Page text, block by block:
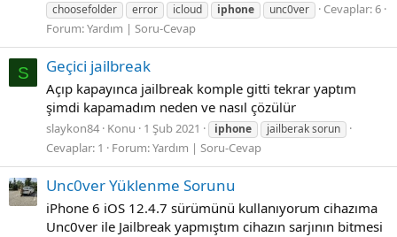
choosefolder
error icloud iphone unc0ver
Cevaplar: 6
Forum:Yardım | Soru-Cevap
S Geçici jailbreak
Açıp kapayınca jailbreak komple gitti tekrar yaptım
şimdi kapamadım neden ve nasıl çözülür
slaykon84 Konu 1 Şub 2021 iphone jailberak sorun
Cevaplar: 1 Forum:Yardım | Soru-Cevap
Unc0ver Yüklenme Sorunu
iPhone 6 iOS 12.4.7 sürümünü kullanıyorum cihazıma
Unc0ver ile Jailbreak yapmıştım cihazın sarjının bitmesi